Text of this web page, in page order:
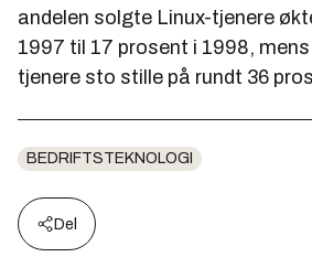
andelen solgte Linux-tjenere
1997 til 17 prosent i 1998,
tjenere sto stille på rundt 36
BEDRIFTSTEKNOLOGI
Del